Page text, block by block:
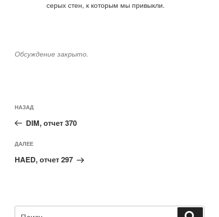
серых стен, к которым мы привыкли.
Обсуждение закрыто.
по
записям
Предыдущая
запись:
НАЗАД
DIM, отчет 370
Следующая
запись
ДАЛЕЕ
HAED, отчет 297